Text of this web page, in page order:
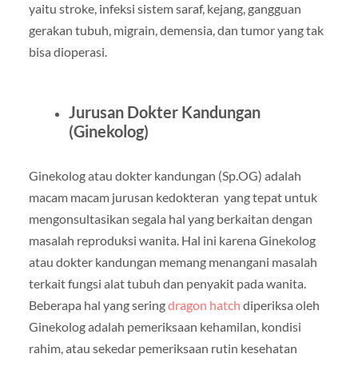
yaitu stroke, infeksi sistem saraf, kejang, gangguan
gerakan tubuh, migrain, demensia, dan tumor yang tak
bisa dioperasi.
Jurusan Dokter Kandungan
(Ginekolog)
Ginekolog atau dokter kandungan (Sp.OG) adalah
macam macam jurusan kedokteran yang tepat untuk
mengonsultasikan segala hal yang berkaitan dengan
masalah reproduksi wanita. Hal ini karena Ginekolog
atau dokter kandungan memang menangani masalah
terkait fungsi alat tubuh dan penyakit pada wanita.
Beberapa hal yang seringdragon hatch diperiksa oleh
Ginekolog adalah pemeriksaan kehamilan, kondisi
rahim, atau sekedar pemeriksaan rutin kesehatan